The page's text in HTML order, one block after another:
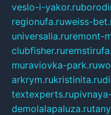
veslo-i-yakor.ru
regionufa.ruweiss-
universalia.ruremont-
clubfisher.ru
muraviovka-park.ru
arkrym.rukristinita.ru
textexperts.ru
demolalapaluza.ru